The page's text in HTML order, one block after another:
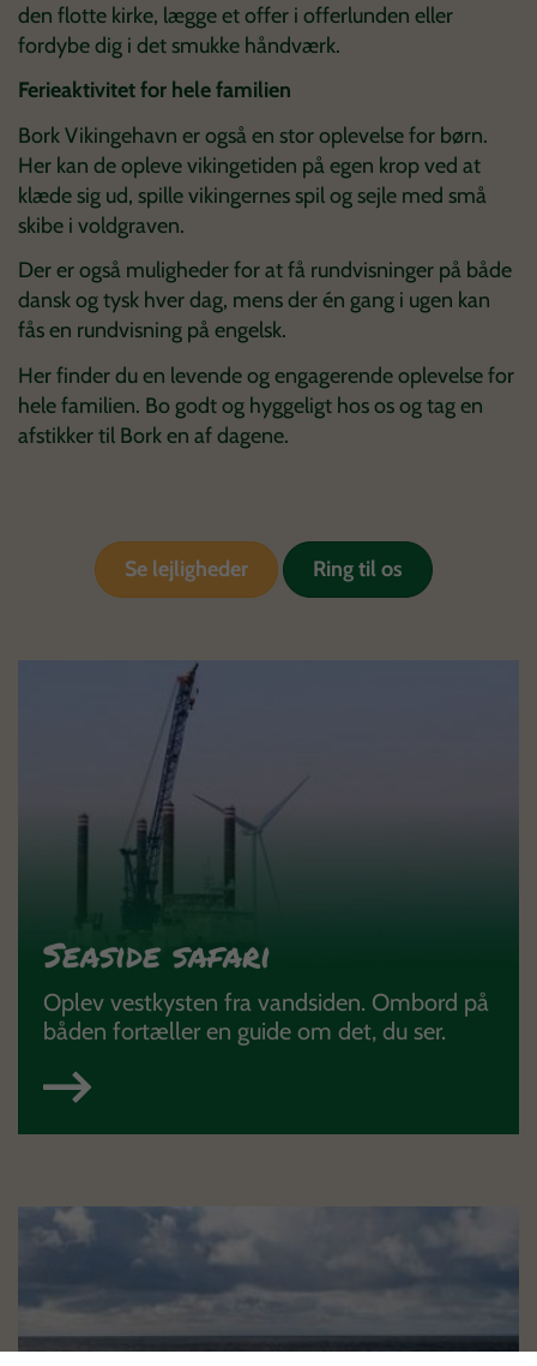
den flotte kirke, lægge et offer i offerlunden eller
fordybe dig i det smukke håndværk.
Ferieaktivitet for hele familien
Bork Vikingehavn er også en stor oplevelse for børn.
Her kan de opleve vikingetiden på egen krop ved at
klæde sig ud, spille vikingernes spil og sejle med små
skibe i voldgraven.
Der er også muligheder for at få rundvisninger på både
dansk og tysk hver dag, mens der én gang i ugen kan
fås en rundvisning på engelsk.
Her finder du en levende og engagerende oplevelse for
hele familien. Bo godt og hyggeligt hososog tag en
afstikker til Bork en af dagene.
Se lejligheder Ring til os
Seaside safari
Oplev vestkysten fra vandsiden. Ombord på
båden fortæller en guide om det, du ser.